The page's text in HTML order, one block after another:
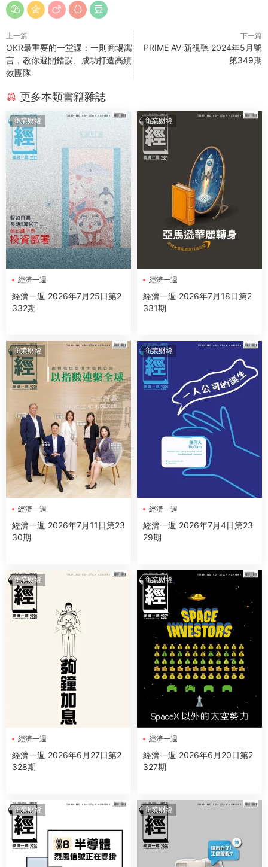
上一篇
OKR最重要的一堂課：一則商場寓
言，教你避開錯誤、成功打造高績
效團隊
下一篇
PRIME AV 新視聽 2024年5月號
第349期
更多本類書籍雜誌
商業财經
經濟一週
經濟一週 2026年7月25日第2
332期
商業财經
經濟一週
經濟一週 2026年7月18日第2
331期
商業财經
經濟一週
經濟一週 2026年7月11日第23
30期
商業财經
經濟一週
經濟一週 2026年7月4日第23
29期
商業财經
經濟一週
經濟一週 2026年6月27日第2
328期
商業财經
經濟一週
經濟一週 2026年6月20日第2
327期
商業财經 商業财經